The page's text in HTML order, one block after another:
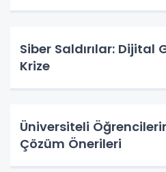
Siber Saldırılar: Dijital
Krize
Üniversiteli
Çözüm Önerileri